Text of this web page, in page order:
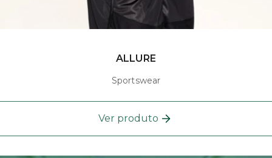
ALLURE
Sportswear
Ver produto